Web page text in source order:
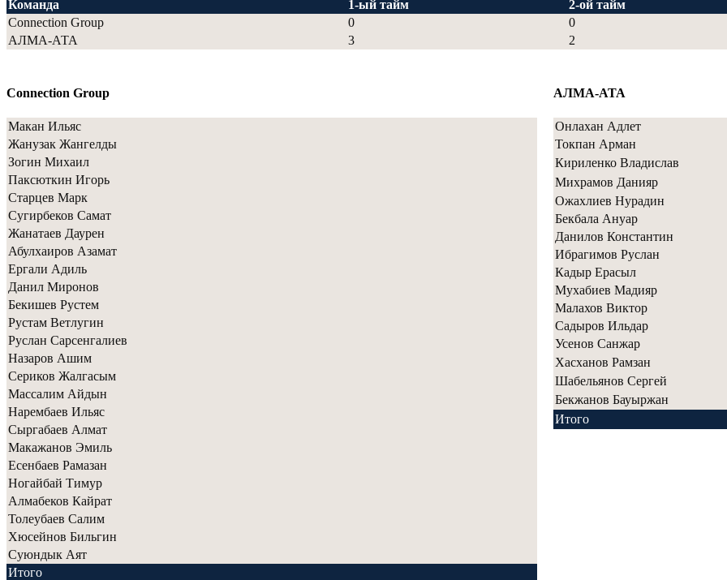
Команда 1-ый тайм
2-ой тайм
Connection Group
0
0
АЛМА-АТА
3 2
Connection Group
Макан Ильяс
Жанузак Жангелды
Зогин Михаил
Паксюткин Игорь
Старцев Марк
Сугирбеков Самат
Жанатаев Даурен
Абулхаиров Азамат
Ергали Адиль
Данил Миронов
Бекишев Рустем
Рустам Ветлугин
Руслан Сарсенгалиев
Назаров Ашим
Сериков Жалгасым
Массалим Айдын
Нарембаев Ильяс
Сыргабаев Алмат
Макажанов Эмиль
Есенбаев Рамазан
Ногайбай Тимур
Алмабеков Кайрат
Толеубаев Салим
Хюсейнов Бильгин
Суюндык Аят
Итого
АЛМА-АТА
Онлахан Адлет
Токпан Арман
Кириленко Владислав
Михрамов Данияр
Ожахлиев Нурадин
Бекбала Ануар
Данилов Константин
Ибрагимов Руслан
Кадыр Ерасыл
Мухабиев Мадияр
Малахов Виктор
Садыров Ильдар
Усенов Санжар
Хасханов Рамзан
Шабельянов Сергей
Бекжанов Бауыржан
Итого